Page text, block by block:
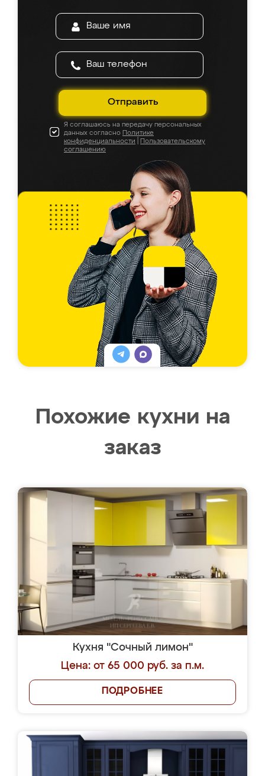
Отправить
Я соглашаюсь на передачу персональных
данных согласно Политике
конфиденциальности
Пользовательскому
соглашению
Похожие кухни на
заказ
Кухня "Сочный лимон"
Цена: от 65 000 руб. за п.м.
ПОДРОБНЕЕ